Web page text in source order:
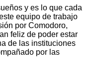
y es lo que cada
equipo de trabajo
por Comodoro,
feliz de poder estar
de las instituciones
por las